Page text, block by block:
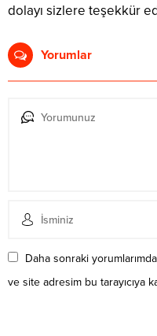
dolayı sizlere teşekkür
Yorumlar
Daha sonraki
ve site adresim bu tarayıcıya